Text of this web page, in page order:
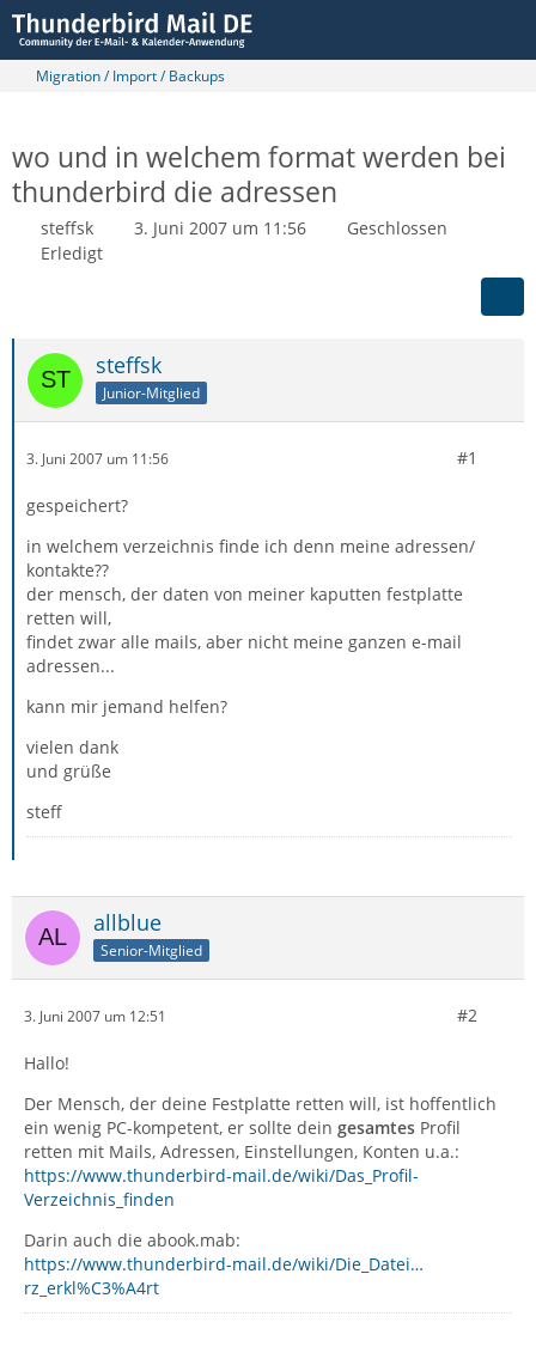
Migration / Import / Backups
wo und in welchem format werden bei
thunderbird die adressen
steffsk 3. Juni 2007 um 11:56
Geschlossen
Erledigt
steffsk
Junior-Mitglied
3. Juni 2007 um 11:56 #1
gespeichert?
in welchem verzeichnis finde ich denn meine adressen/
kontakte??
der mensch, der daten von meiner kaputten festplatte
retten will,
findet zwar alle mails, aber nicht meine ganzen e-mail
adressen...
kann mir jemand helfen?
vielen dank
und grüße
steff
allblue
Senior-Mitglied
3. Juni 2007 um 12:51 #2
Hallo!
Der Mensch, der deine Festplatte retten will, ist hoffentlich
ein wenig PC-kompetent, er sollte dein gesamtes Profil
retten mit Mails, Adressen, Einstellungen, Konten u.a.:
https://www.thunderbird-mail.de/wiki/Das_Profil-
Verzeichnis_finden
Darin auch die abook.mab:
https://www.thunderbird-mail.de/wiki/Die_Datei…
rz_erkl%C3%A4rt